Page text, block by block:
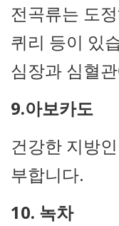
전곡류는 도
퀴리 등이 있
심장과 심혈
9.아보카도
건강한 지방
부합니다.
10. 녹차